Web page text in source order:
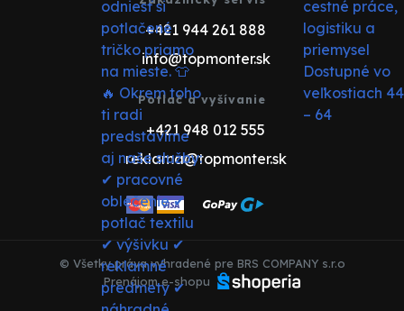
+421 944 261 888
info@topmonter.sk
Potlač a vyšívanie
+421 948 012 555
reklama@topmonter.sk
© Všetky práva vyhradené pre BRS COMPANY s.r.o
Prenájom e-shopu